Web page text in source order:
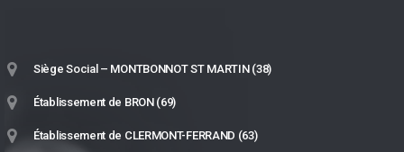
Siège Social – MONTBONNOT ST MARTIN (38)
Établissement de BRON (69)
Établissement de CLERMONT-FERRAND (63)